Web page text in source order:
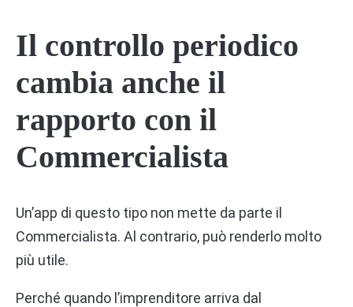
Il controllo periodico
cambia anche il
rapporto con il
Commercialista
Un’app di questo tipo non mette da parte il
Commercialista. Al contrario, può renderlo molto
più utile.
Perché quando l’imprenditore arriva dal